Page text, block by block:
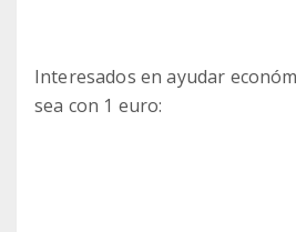
Interesados en ayudar
sea con 1 euro: